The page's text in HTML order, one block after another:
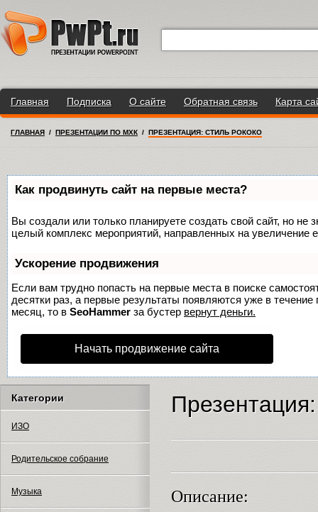
Главная Подписка О сайте Обратная связь Карта
ГЛАВНАЯ / ПРЕЗЕНТАЦИИ ПО МХК / ПРЕЗЕНТАЦИЯ: СТИЛЬ РОКОКО
Как продвинуть сайт на первые места?
Вы создали или только планируете создать свой сайт, но не
целый комплекс мероприятий, направленных на увеличение
Ускорение продвижения
Если вам трудно попасть на первые места в поиске
десятки раз, а первые результаты появляются уже в
месяц, то в SeoHammer за бустер вернут деньги.
Начать продвижение сайта
Категории
ИЗО
Родительское собрание
Музыка Описание: